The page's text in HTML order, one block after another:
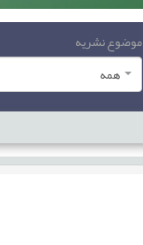
موضوع نشریه
همه